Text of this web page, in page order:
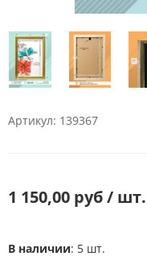
Артикул: 139367
1 150,00 руб / шт.
В наличии: 5 шт.